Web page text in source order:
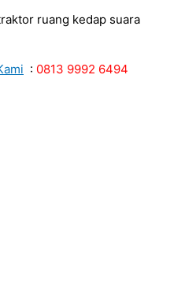
ruang kedap suara
: 0813 9992 6494